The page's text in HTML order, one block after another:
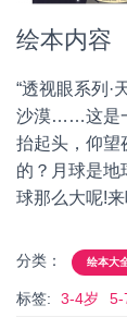
绘本内容
“透视眼系列·
沙漠……这是
抬起头，仰望
的？月球是地
球那么大呢!
分类： 绘本大
标签: 3-4岁 5-